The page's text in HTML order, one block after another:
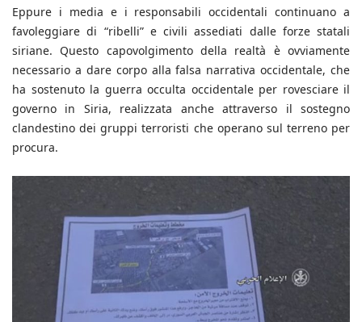
Eppure i media e i responsabili occidentali continuano a
favoleggiare di “ribelli” e civili assediati dalle forze statali
siriane. Questo capovolgimento della realtà è ovviamente
necessario a dare corpo alla falsa narrativa occidentale, che
ha sostenuto la guerra occulta occidentale per rovesciare il
governo in Siria, realizzata anche attraverso il sostegno
clandestino dei gruppi terroristi che operano sul terreno per
procura.